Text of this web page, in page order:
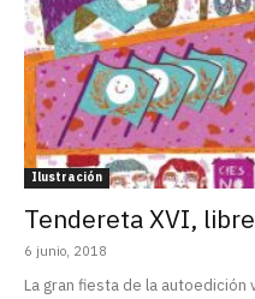
Ilustración
Tendereta XVI,
6 junio, 2018
La gran fiesta de la autoedición